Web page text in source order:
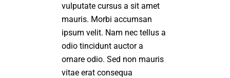
vulputate cursus a sit amet
mauris. Morbi accumsan
ipsum velit. Nam nec tellus a
odio tincidunt auctor a
ornare odio. Sed non mauris
vitae erat consequa